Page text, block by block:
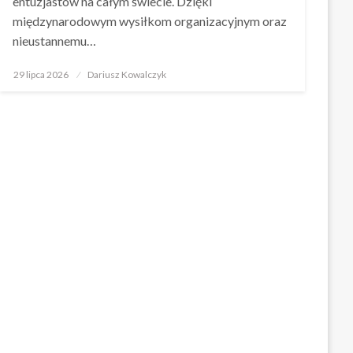
międzynarodowym wysiłkom organizacyjnym oraz
nieustannemu…
Opublikowane
29 lipca 2026 Dariusz Kowalczyk